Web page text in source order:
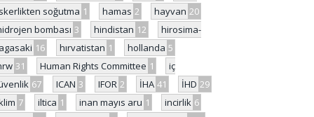
soğutma 1 hamas 2 hayvan 20
bombası 3 hindistan 12
hirosima-
16 hırvatistan 1 hollanda 5
31 Human Rights Committee 1
iç
67 ICAN 3 IFOR 2 İHA 41 İHD 29
7 iltica 1 inan mayıs aru 1 incirlik 6